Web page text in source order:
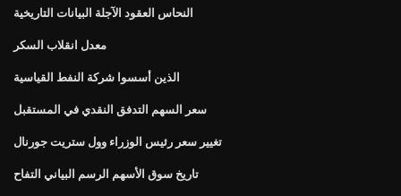
النحاس العقود الآجلة البيانات التاريخية
معدل انقلاب السكر
الذين أسسوا شركة النفط القياسية
سعر السهم التدفق النقدي في المستقبل
تغيير سعر رئيس الوزراء وول ستريت جورنال
تاريخ سوق الأسهم الرسم البياني التفاح